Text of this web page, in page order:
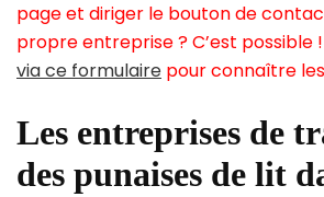
page et diriger le bouton de
propre entreprise ? C’est possible !
via ce formulaire pour connaître
Les entreprises de
des punaises de lit